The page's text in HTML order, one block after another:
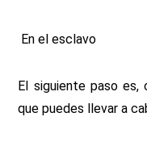
En el esclavo
El siguiente paso es,
que puedes llevar a